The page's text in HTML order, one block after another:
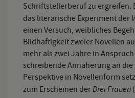
Schriftstellerberuf zu ergreifen.
das literarische Experiment der
einen Versuch, weibliches
Bildhaftigkeit zweier Novellen
mehr als zwei Jahre in
schreibende Annäherung an
Perspektive in Novellenform
zum Erscheinen derDrei Frauen